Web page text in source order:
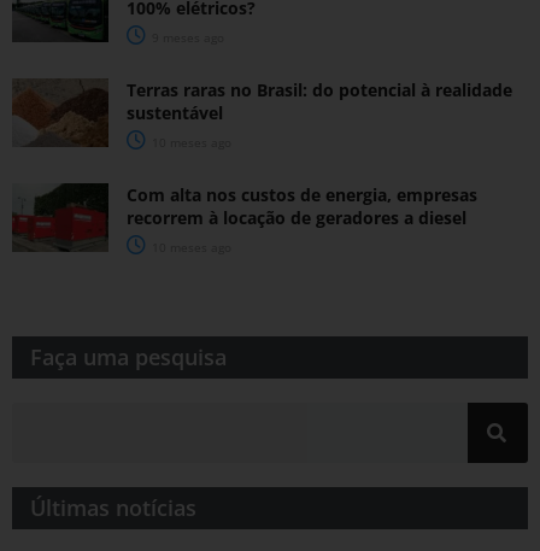
100% elétricos?
Terras raras no Brasil: do potencial à realidade
sustentável
Com alta nos custos de energia, empresas
recorrem à locação de geradores a diesel
Faça uma pesquisa​​
Últimas notícias